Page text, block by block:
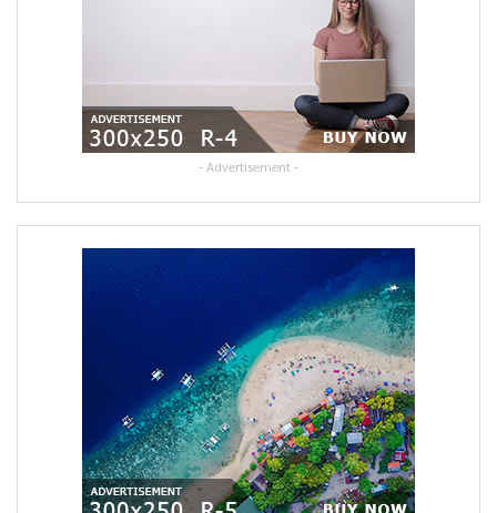
- Advertisement -